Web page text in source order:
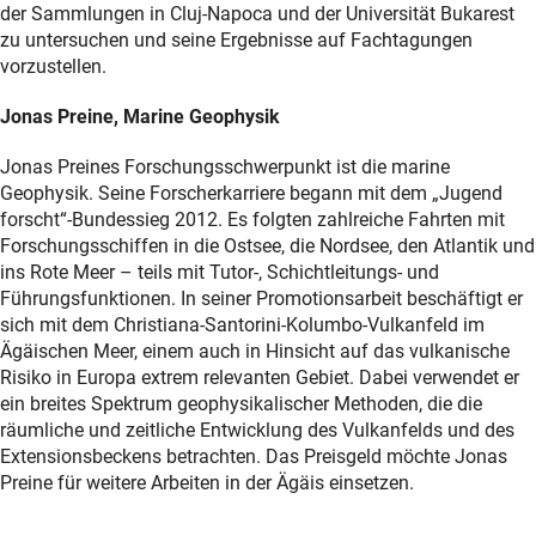
der Sammlungen in Cluj-Napoca und der Universität Bukarest
zu untersuchen und seine Ergebnisse auf Fachtagungen
vorzustellen.
Jonas Preine, Marine Geophysik
Jonas Preines Forschungsschwerpunkt ist die marine
Geophysik. Seine Forscherkarriere begann mit dem „Jugend
forscht“-Bundessieg 2012. Es folgten zahlreiche Fahrten mit
Forschungsschiffen in die Ostsee, die Nordsee, den Atlantik und
ins Rote Meer – teils mit Tutor-, Schichtleitungs- und
Führungsfunktionen. In seiner Promotionsarbeit beschäftigt er
sich mit dem Christiana-Santorini-Kolumbo-Vulkanfeld im
Ägäischen Meer, einem auch in Hinsicht auf das vulkanische
Risiko in Europa extrem relevanten Gebiet. Dabei verwendet er
ein breites Spektrum geophysikalischer Methoden, die die
räumliche und zeitliche Entwicklung des Vulkanfelds und des
Extensionsbeckens betrachten. Das Preisgeld möchte Jonas
Preine für weitere Arbeiten in der Ägäis einsetzen.